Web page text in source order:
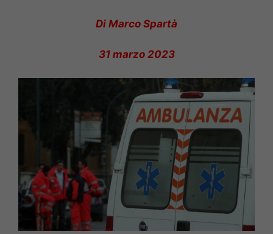
Di Marco Spartà
31 marzo 2023